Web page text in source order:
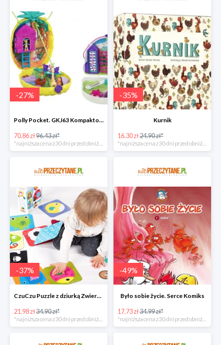
-27%
Polly Pocket. GKJ63 Kompaktowa torebka, mix
70.86 zł96.43 zł*
*najniższa cena z 30 dni przed obniżką
-35%
Kurnik
16.30 zł24.90 zł*
*najniższa cena z 30 dni przed obniżką
-37%
CzuCzu Puzzle z dziurką Zwierzątka
21.98 zł34.90 zł*
-49%
Było sobie życie. Serce Komiks
17.73 zł34.99 zł*